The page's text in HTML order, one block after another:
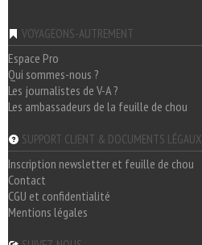
VOYAGEONS-AUTREMENT
Espace Pro
Qui sommes-nous ?
Les journalistes de V-A ?
Les ambassadeurs de la feuille de chou
SUPPORT CLIENT & DOCUMENTS LÉGAUX
Inscription newsletter et feuille de chou
Contact
CGU et confidentialité
Mentions légales